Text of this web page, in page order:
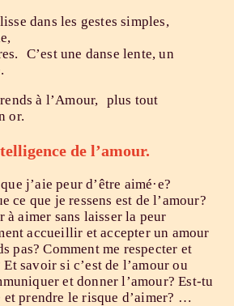
dans les gestes simples,
C’est une danse lente, un
à l’Amour, plus tout
or.
de l’amour.
j’aie peur d’être aimé·e?
ce que je ressens est de l’amour?
à aimer sans laisser la peur
accueillir et accepter un amour
pas? Comment me respecter et
savoir si c’est de l’amour ou
et donner l’amour? Est-tu
et prendre le risque d’aimer? …